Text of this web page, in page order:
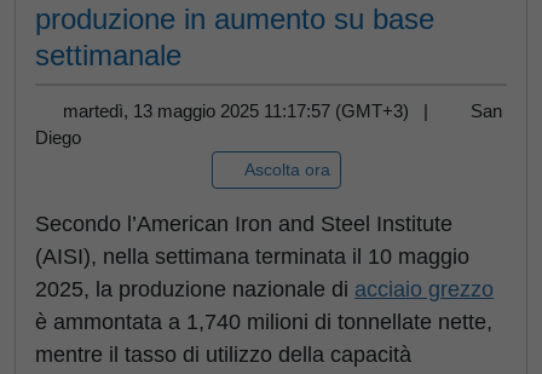
produzione in aumento su base
settimanale
martedì, 13 maggio 2025 11:17:57 (GMT+3) |
San
Diego
Ascolta ora
Secondo l’American Iron and Steel Institute
(AISI), nella settimana terminata il 10 maggio
2025, la produzione nazionale di acciaio grezzo
è ammontata a 1,740 milioni di tonnellate nette,
mentre il tasso di utilizzo della capacità